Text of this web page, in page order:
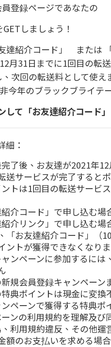
員登録ページであなたの
GETしましょう！
達紹介コード」 または
月31日までに1回目の転
次回の転送料として使
今年のブラックブライテ
して「お友達紹介コード
細：
了後、お友達が2021年
送サービスが完了すると
トは1回目の転送サービ
紹介コード」で申し込む
紹介リンク」で申し込む
「お友達紹介コード」（10
ントが獲得できなくなり
ンペーンに参加するに
規会員登録キャンペー
典ポイントは現金に変換
ペーンで獲得する特典
ンの利用規約を理解及
利用規約違反、その他運
額のお支払いを求める場